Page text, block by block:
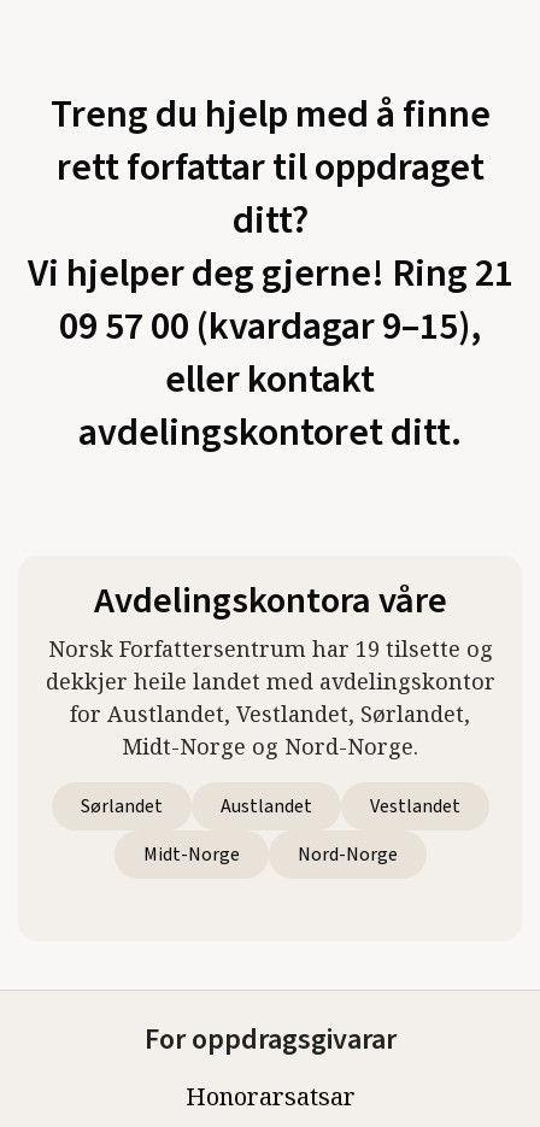
Treng du hjelp med å finne
rett forfattar til oppdraget
ditt?
Vi hjelper deg gjerne! Ring 21
09 57 00 (kvardagar 9–15),
eller kontakt
avdelingskontoret ditt.
Avdelingskontora våre
Norsk Forfattersentrum har 19 tilsette og
dekkjer heile landet med avdelingskontor
for Austlandet, Vestlandet, Sørlandet,
Midt-Norge og Nord-Norge.
Sørlandet Austlandet
Vestlandet
Midt-Norge
Nord-Norge
For oppdragsgivarar
Honorarsatsar